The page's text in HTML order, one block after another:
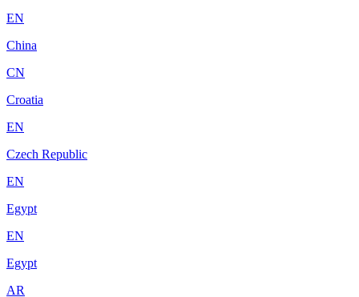
EN
China
CN
Croatia
EN
Czech Republic
EN
Egypt
EN
Egypt
AR